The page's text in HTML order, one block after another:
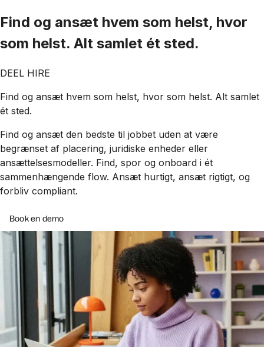
Find og ansæt hvem som helst, hvor
som helst. Alt samlet ét sted.
DEEL HIRE
Find og ansæt hvem som helst, hvor som helst. Alt samlet
ét sted.
Find og ansæt den bedste til jobbet uden at være
begrænset af placering, juridiske enheder eller
ansættelsesmodeller. Find, spor og onboard i ét
sammenhængende flow. Ansæt hurtigt, ansæt rigtigt, og
forbliv compliant.
Book en demo